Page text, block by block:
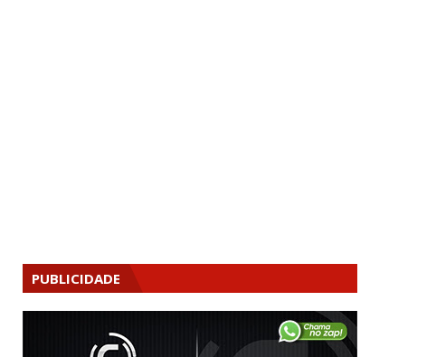
PUBLICIDADE